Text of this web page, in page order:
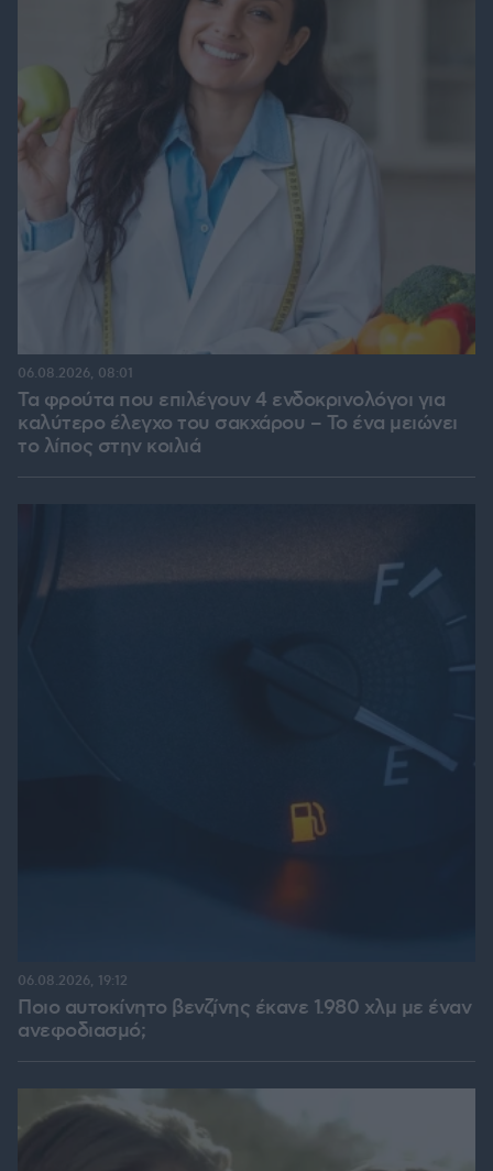
Τα φρούτα που επιλέγουν 4 ενδοκρινολόγοι για
καλύτερο έλεγχο του σακχάρου – Το ένα μειώνει
το λίπος στην κοιλιά
06.08.2026, 08:01
Ποιο αυτοκίνητο βενζίνης έκανε 1.980 χλμ με έναν
ανεφοδιασμό;
06.08.2026, 19:12